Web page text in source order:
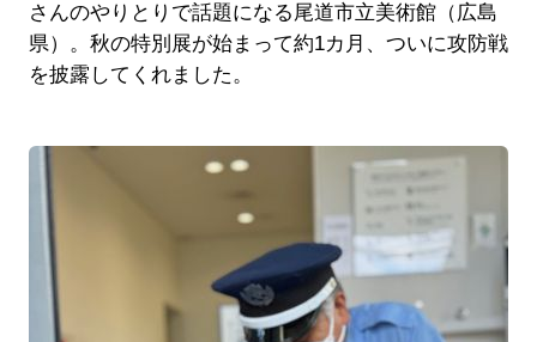
さんのやりとりで話題になる尾道市立美術館（広島
県）。秋の特別展が始まって約1カ月、ついに攻防戦
を披露してくれました。